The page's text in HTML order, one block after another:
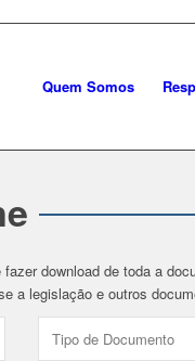
Quem Somos
download de toda a
a legislação e outros